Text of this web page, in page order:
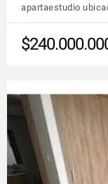
apartaestudio